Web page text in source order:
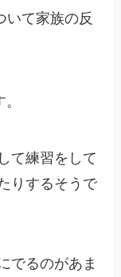
いて家族の反
て練習をして
りするそうで
でるのがあま